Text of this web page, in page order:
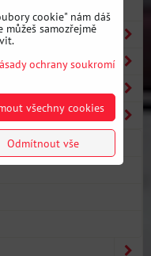
cookie" nám dáš
můžeš samozřejmě
ochrany soukromí
všechny cookies
Odmítnout vše